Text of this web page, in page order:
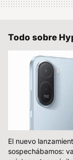
Todo sobre
El nuevo
sospechábamos: